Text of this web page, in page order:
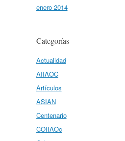
enero 2014
Categorías
Actualidad
AIIAOC
Artículos
ASIAN
Centenario
COIIAOc